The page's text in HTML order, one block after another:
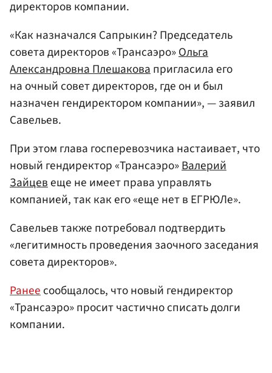
директоров компании.
«Как назначался Сапрыкин? Председатель
совета директоров «Трансаэро»Ольга
Александровна Плешаковапригласила его
на очный совет директоров, где он и был
назначен гендиректором компании», — заявил
Савельев.
При этом глава госперевозчика настаивает, что
новый гендиректор «Трансаэро»Валерий
Зайцевеще не имеет права управлять
компанией, так как его «еще нет в ЕГРЮЛе».
Савельев также потребовал подтвердить
«легитимность проведения заочного заседания
совета директоров».
Ранеесообщалось, что новый гендиректор
«Трансаэро» просит частично списать долги
компании.